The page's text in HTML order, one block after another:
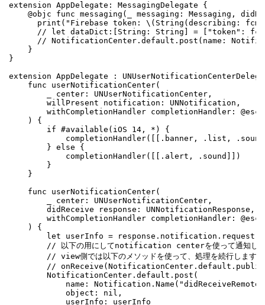
extension AppDelegate: MessagingDelegate {
@objc func messaging(_ messaging: Messaging,
print("Firebase token: \(String(describing:
// let dataDict:[String: String] = ["token":
// NotificationCenter.default.post(name:
    }
}
extension AppDelegate :
    func userNotificationCenter(
        _ center: UNUserNotificationCenter,
        willPresent notification: UNNotification,
withCompletionHandler completionHandler:
    ) {
        if #available(iOS 14, *) {
completionHandler([[.banner, .list,
        } else {
            completionHandler([[.alert, .sound]])
        }
    }
    func userNotificationCenter(
        _ center: UNUserNotificationCenter,
        didReceive response: UNNotificationResponse,
withCompletionHandler completionHandler:
    ) {
let userInfo =
// 以下の用にしてnotification centerを使って通知し
        // view側では以下のメソッドを使って、処理を続行します。
//
        NotificationCenter.default.post(
name:
            object: nil,
            userInfo: userInfo